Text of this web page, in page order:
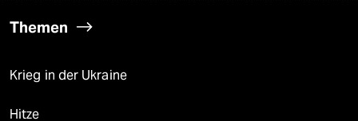
Themen
Krieg in der Ukraine
Hitze